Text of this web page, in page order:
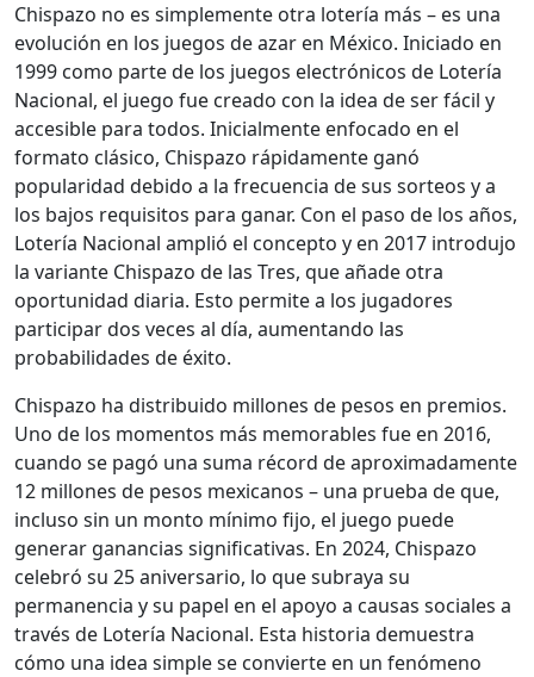
Chispazo no es simplemente otra lotería más – es una
evolución en los juegos de azar en México. Iniciado en
1999 como parte de los juegos electrónicos de Lotería
Nacional, el juego fue creado con la idea de ser fácil y
accesible para todos. Inicialmente enfocado en el
formato clásico, Chispazo rápidamente ganó
popularidad debido a la frecuencia de sus sorteos y a
los bajos requisitos para ganar. Con el paso de los años,
Lotería Nacional amplió el concepto y en 2017 introdujo
la variante Chispazo de las Tres, que añade otra
oportunidad diaria. Esto permite a los jugadores
participar dos veces al día, aumentando las
probabilidades de éxito.
Chispazo ha distribuido millones de pesos en premios.
Uno de los momentos más memorables fue en 2016,
cuando se pagó una suma récord de aproximadamente
12 millones de pesos mexicanos – una prueba de que,
incluso sin un monto mínimo fijo, el juego puede
generar ganancias significativas. En 2024, Chispazo
celebró su 25 aniversario, lo que subraya su
permanencia y su papel en el apoyo a causas sociales a
través de Lotería Nacional. Esta historia demuestra
cómo una idea simple se convierte en un fenómeno